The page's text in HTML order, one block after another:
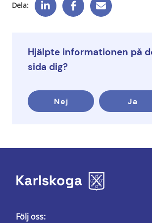
Dela:
Hjälpte informationen på
sida dig?
Nej Ja
Följ oss: